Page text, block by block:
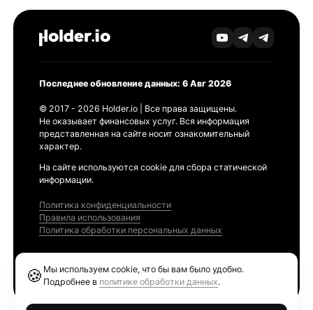
Последнее обновление данных: 6 Авг 2026
© 2017 - 2026 Holder.io | Все права защищены.
Не оказывает финансовых услуг. Вся информация
представленная на сайте носит ознакомительный
характер.
На сайте используются cookie для сбора статической
информации.
Политика конфиденциальности
Правила использования
Политика обработки персональных данных
🍪 Мы используем cookie, что бы вам было удобно.
Подробнее в политике обработки данных.
Ethereum GAS Tracker